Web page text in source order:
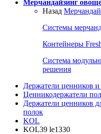
Мерчандайзинг
Назад
Системы
Контейнеры
Система
решения
Держатели ценников
Ценникодержатели
Держатели ценников
полок
KOL
KOL39 le1330